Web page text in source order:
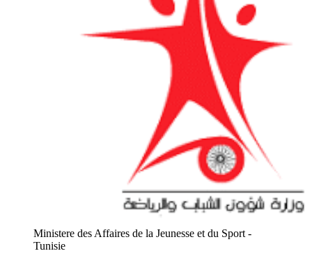
Ministere des Affaires de la Jeunesse et du Sport -
Tunisie